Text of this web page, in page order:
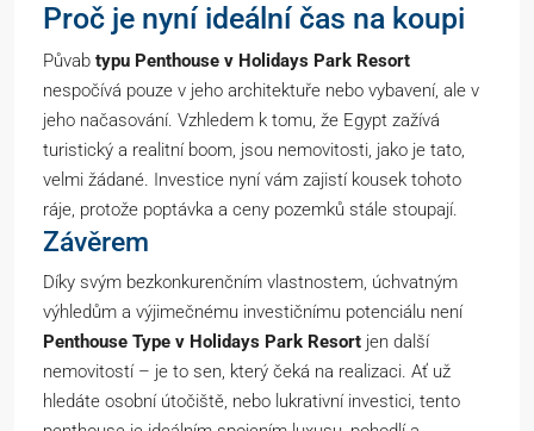
Proč je nyní ideální čas na koupi
Půvab typu Penthouse v Holidays Park Resort
nespočívá pouze v jeho architektuře nebo vybavení, ale v
jeho načasování. Vzhledem k tomu, že Egypt zažívá
turistický a realitní boom, jsou nemovitosti, jako je tato,
velmi žádané. Investice nyní vám zajistí kousek tohoto
ráje, protože poptávka a ceny pozemků stále stoupají.
Závěrem
Díky svým bezkonkurenčním vlastnostem, úchvatným
výhledům a výjimečnému investičnímu potenciálu není
Penthouse Type v Holidays Park Resort jen další
nemovitostí – je to sen, který čeká na realizaci. Ať už
hledáte osobní útočiště, nebo lukrativní investici, tento